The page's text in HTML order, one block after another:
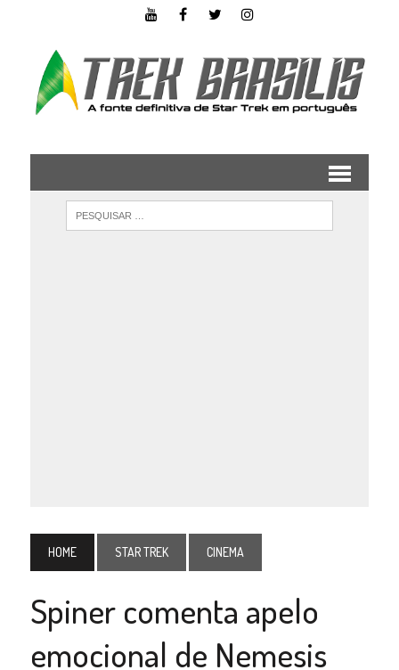
HOME STAR TREK CINEMA
Spiner comenta apelo
emocional de Nemesis